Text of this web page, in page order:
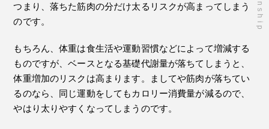
つまり、落ちた筋肉の分だけ太るリスクが高まってしまう
のです。
もちろん、体重は食生活や運動習慣などによって増減する
ものですが、ベースとなる基礎代謝量が落ちてしまうと、
体重増加のリスクは高まります。ましてや筋肉が落ちてい
るのなら、同じ運動をしてもカロリー消費量が減るので、
やはり太りやすくなってしまうのです。